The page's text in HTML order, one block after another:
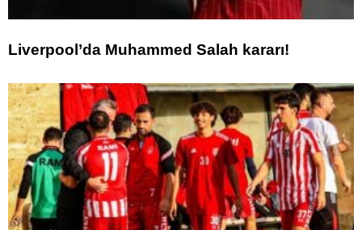
Liverpool’da Muhammed Salah kararı!